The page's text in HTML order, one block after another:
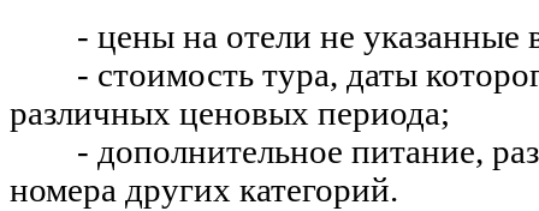
- цены на отели не указанные
- стоимость тура, даты
различных ценовых периода;
- дополнительное питание,
номера других категорий.